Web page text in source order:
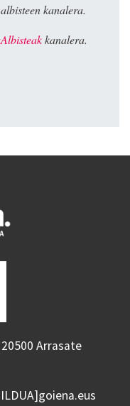
albisteen kanalera.
kanalera.
Arrasate